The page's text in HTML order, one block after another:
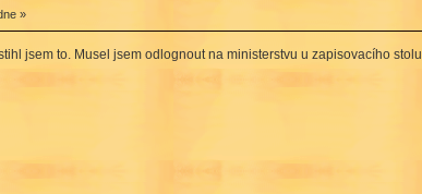
»
jsem to. Musel jsem odlognout na ministerstvu u zapisovacího stolu.